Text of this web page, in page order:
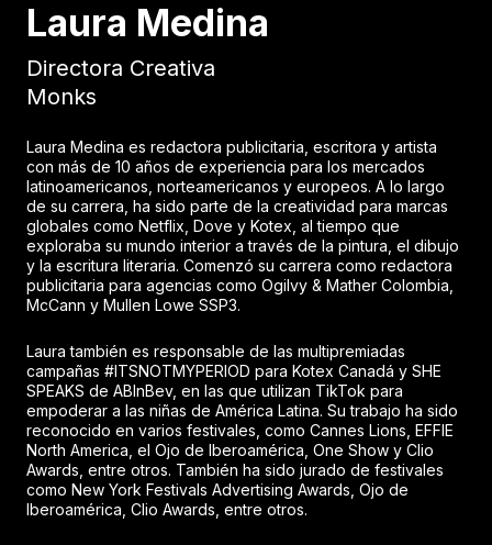
Laura Medina
Directora Creativa
Monks
Laura Medina es redactora publicitaria, escritora y artista
con más de 10 años de experiencia para los mercados
latinoamericanos, norteamericanos y europeos. A lo largo
de su carrera, ha sido parte de la creatividad para marcas
globales como Netflix, Dove y Kotex, al tiempo que
exploraba su mundo interior a través de la pintura, el dibujo
y la escritura literaria. Comenzó su carrera como redactora
publicitaria para agencias como Ogilvy & Mather Colombia,
McCann y Mullen Lowe SSP3.
Laura también es responsable de las multipremiadas
campañas #ITSNOTMYPERIOD para Kotex Canadá y SHE
SPEAKS de ABInBev, en las que utilizan TikTok para
empoderar a las niñas de América Latina. Su trabajo ha sido
reconocido en varios festivales, como Cannes Lions, EFFIE
North America, el Ojo de Iberoamérica, One Show y Clio
Awards, entre otros. También ha sido jurado de festivales
como New York Festivals Advertising Awards, Ojo de
Iberoamérica, Clio Awards, entre otros.